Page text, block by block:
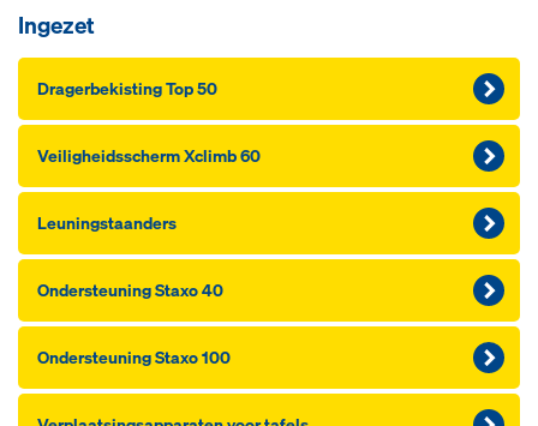
Ingezet
Dragerbekisting Top 50
Veiligheidsscherm Xclimb 60
Leuningstaanders
Ondersteuning Staxo 40
Ondersteuning Staxo 100